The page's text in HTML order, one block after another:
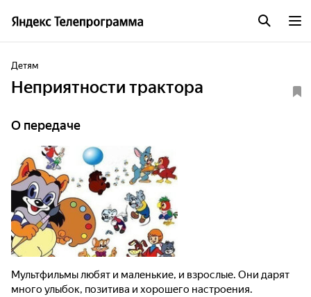
Детям
Неприятности трактора
О передаче
Мультфильмы любят и маленькие, и взрослые. Они дарят
много улыбок, позитива и хорошего настроения.